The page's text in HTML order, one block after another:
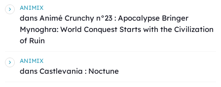
ANIMIX
dans Animé Crunchy n°23 : Apocalypse Bringer
Mynoghra: World Conquest Starts with the Civilization
of Ruin
ANIMIX
dans Castlevania : Noctune